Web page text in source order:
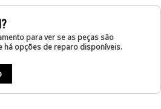
para ver se as peças são
há opções de reparo disponíveis.